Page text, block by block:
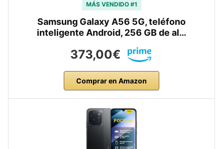
MÁS VENDIDO #1
Samsung Galaxy A56 5G, teléfono
inteligente Android, 256 GB de al…
373,00€
Comprar en Amazon